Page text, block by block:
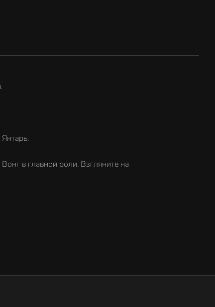
в главной роли. Взгляните на